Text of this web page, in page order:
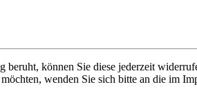
können Sie diese jederzeit
wenden Sie sich bitte an die im